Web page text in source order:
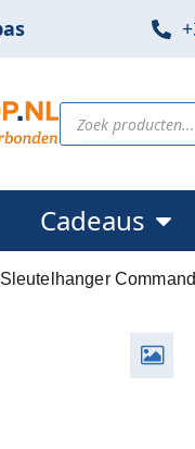
Cadeaus
Sleutelhanger